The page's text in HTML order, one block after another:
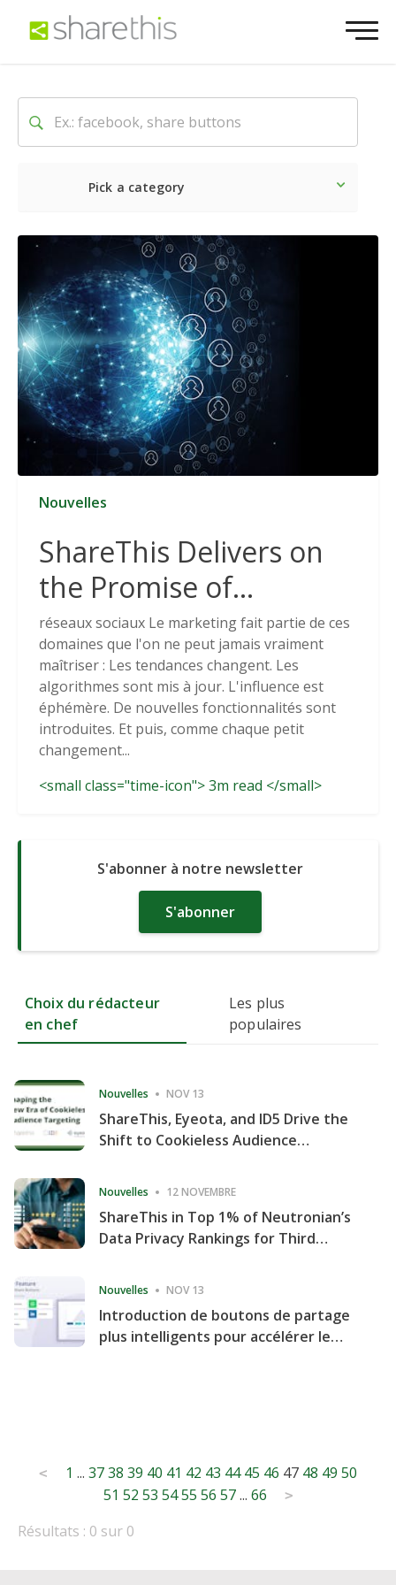
Pick a category
Dernière Sociale
Nouvelles
ShareThis Delivers on
the Promise of
Cookieless Data
Solutions
réseaux sociaux Le marketing fait partie de ces
domaines que l'on ne peut jamais vraiment
maîtriser : Les tendances changent. Les
algorithmes sont mis à jour. L'influence est
éphémère. De nouvelles fonctionnalités sont
introduites. Et puis, comme chaque petit
changement...
<small class="time-icon"> 3m read </small>
S'abonner à notre newsletter
S'abonner
Choix du rédacteur
en chef
Les plus
populaires
Nouvelles NOV 13
ShareThis, Eyeota, and ID5 Drive the
Shift to Cookieless Audience
Nouvelles 12 NOVEMBRE
ShareThis in Top 1% of Neutronian’s
Data Privacy Rankings for Third
Nouvelles NOV 13
Introduction de boutons de partage
plus intelligents pour accélérer le
Posts
pagination
< 1 ... 3738 39 40 41 42 43 44 45 46 47 48 49 50
51 52 53 54 55 56 57 ... 66 >
Résultats : 0 sur 0